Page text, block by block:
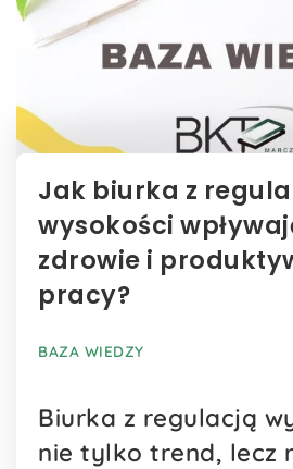
Jak biurka z
wysokości
zdrowie i
pracy?
BAZA WIEDZY
Biurka z regulacją
nie tylko trend, lecz